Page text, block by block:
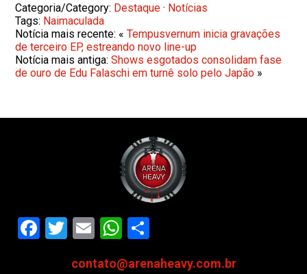
Categoria/Category: Destaque · Notícias
Tags: Naimaculada
Notícia mais recente: «Tempusvernum inicia gravações
de terceiro EP, estreando novo line-up
Notícia mais antiga:Shows esgotados consolidam fase
de ouro de Edu Falaschi em turnê solo pelo Japão »
Facebook
Twitter
EmailWhatsApp
contato@arenaheavy.com.br